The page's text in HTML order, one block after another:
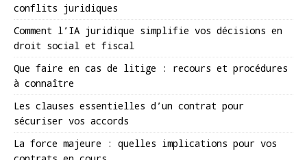
conflits juridiques
Comment l’IA juridique simplifie vos décisions en
droit social et fiscal
Que faire en cas de litige : recours et procédures
à connaître
Les clauses essentielles d’un contrat pour
sécuriser vos accords
La force majeure : quelles implications pour vos